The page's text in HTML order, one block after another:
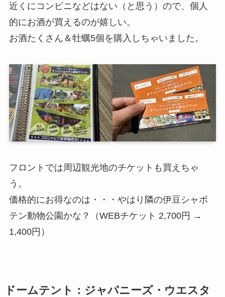
近くにコンビニなどはない（と思う）ので、個人
的にお酒が買えるのが嬉しい。
お酒たくさん＆牡蠣5個を購入しちゃいました。
フロントでは周辺観光地のチケットも買えちゃ
う。
価格的にお得なのは・・・やはり隣の伊豆シャボ
テン動物公園かな？（WEBチケット 2,700円 →
1,400円）
ドームテント：ジャパニーズ・ウエスタ